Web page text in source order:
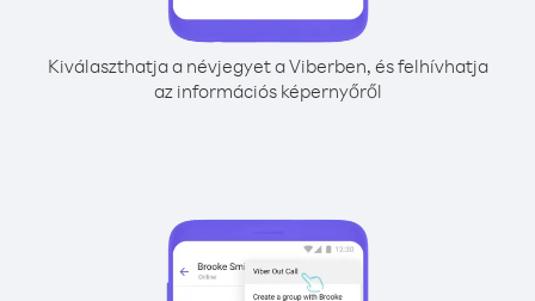
Kiválaszthatja a névjegyet a Viberben, és felhívhatja
az információs képernyőről